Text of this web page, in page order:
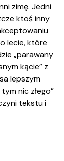
zimę. Jedni
ktoś inny
lecie, które
„parawany
kącie” z
lepszym
nic złego”
tekstu i